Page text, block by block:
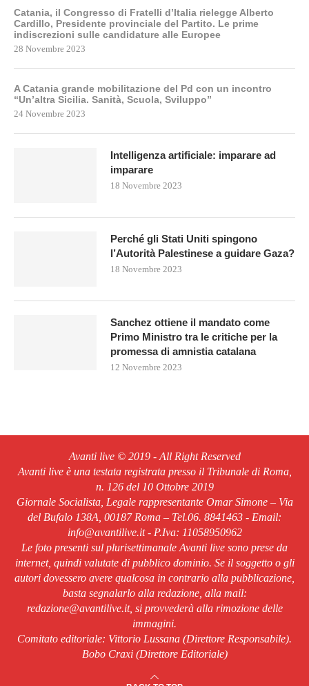
Catania, il Congresso di Fratelli d’Italia rielegge Alberto
Cardillo, Presidente provinciale del Partito. Le prime
indiscrezioni sulle candidature alle Europee
28 Novembre 2023
A Catania grande mobilitazione del Pd con un incontro
“Un’altra Sicilia. Sanità, Scuola, Sviluppo”
24 Novembre 2023
Intelligenza artificiale: imparare ad
imparare
18 Novembre 2023
Perché gli Stati Uniti spingono
l’Autorità Palestinese a guidare Gaza?
18 Novembre 2023
Sanchez ottiene il mandato come
Primo Ministro tra le critiche per la
promessa di amnistia catalana
12 Novembre 2023
Avanti live © 2019 - All Right Reserved
Avanti live è una testata registrata presso il Tribunale di Roma,
n. 126 del 10 Ottobre 2019
Giornale Socialista, Legale rappresentante Omar Simone – Via
del Bufalo 138A, 00187 Roma – Tel.06. 8841463 - Email:
info@avantilive.it - P.Iva: 11058950962
Le foto presenti sul plurisettimanale Avanti live sono prese da
internet, quindi valutate di pubblico dominio. Se il soggetto o gli
autori dovessero avere qualcosa in contrario alla pubblicazione,
basta segnalarlo alla redazione, alla mail:
redazione@avantilive.it, si provvederà alla rimozione delle
immagini.
Comitato editoriale: Vittorio Lussana (Direttore Responsabile).
Bobo Craxi (Direttore Editoriale)